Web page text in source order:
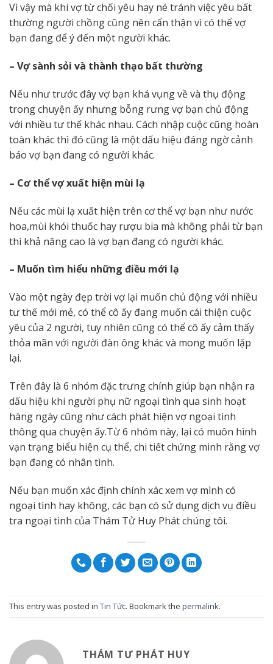
Vì vậy mà khi vợ từ chối yêu hay né tránh việc yêu bất
thường người chồng cũng nên cẩn thận vì có thể vợ
bạn đang để ý đến một người khác.
– Vợ sành sỏi và thành thạo bất thường
Nếu như trước đây vợ bạn khá vụng về và thụ động
trong chuyện ấy nhưng bỗng rưng vợ bạn chủ động
với nhiều tư thế khác nhau. Cách nhập cuộc cũng hoàn
toàn khác thì đó cũng là một dấu hiệu đáng ngờ cảnh
báo vợ bạn đang có người khác.
– Cơ thể vợ xuất hiện mùi lạ
Nếu các mùi lạ xuất hiện trên cơ thể vợ bạn như nước
hoa,mùi khói thuốc hay rượu bia mà không phải từ bạn
thì khả năng cao là vợ bạn đang có người khác.
– Muốn tìm hiểu những điều mới lạ
Vào một ngày đẹp trời vợ lại muốn chủ động với nhiều
tư thế mới mẻ, có thể cô ấy đang muốn cái thiện cuộc
yêu của 2 người, tuy nhiên cũng có thể cô ấy cảm thấy
thỏa mãn với người đàn ông khác và mong muốn lặp
lại.
Trên đây là 6 nhóm đặc trưng chính giúp bạn nhận ra
dấu hiệu khi người phụ nữ ngoại tình qua sinh hoạt
hàng ngày cũng như cách phát hiện vợ ngoại tình
thông qua chuyện ấy.Từ 6 nhóm này, lại có muôn hình
vạn trạng biểu hiện cụ thể, chi tiết chứng minh rằng vợ
bạn đang có nhân tình.
Nếu bạn muốn xác định chính xác xem vợ mình có
ngoại tình hay không, các bạn có sử dụng dịch vụ điều
tra ngoại tình của Thám Tử Huy Phát chúng tôi.
This entry was posted in Tin Tức. Bookmark the permalink.
THÁM TƯ PHÁT HUY